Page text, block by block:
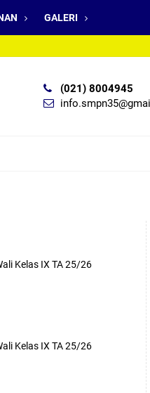
GALERI
(021) 8004945
Kelas IX TA 25/26
Kelas IX TA 25/26